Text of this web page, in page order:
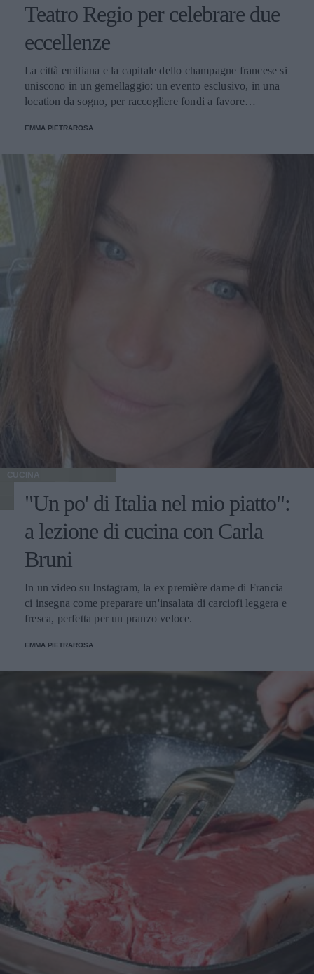
Teatro Regio per celebrare due
eccellenze
La città emiliana e la capitale dello champagne francese si
uniscono in un gemellaggio: un evento esclusivo, in una
location da sogno, per raccogliere fondi a favore
EMMA PIETRAROSA
CUCINA
"Un po' di Italia nel mio piatto":
a lezione di cucina con Carla
Bruni
In un video su Instagram, la ex première dame di Francia
ci insegna come preparare un'insalata di carciofi leggera e
fresca, perfetta per un pranzo veloce.
EMMA PIETRAROSA